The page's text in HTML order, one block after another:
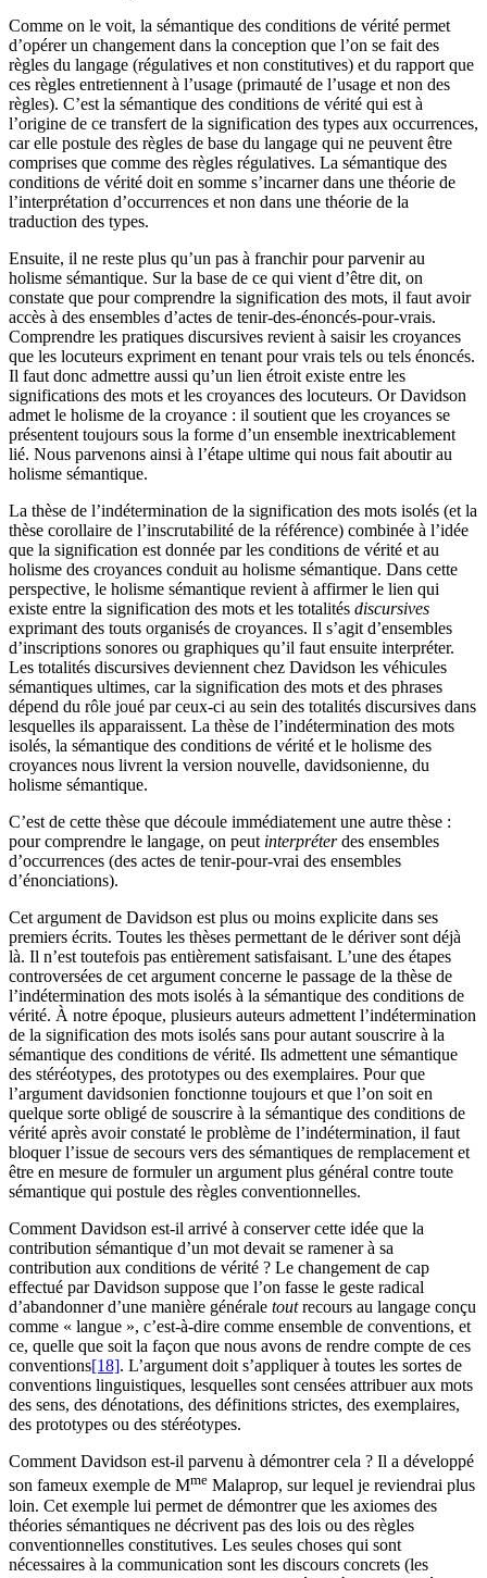
Comme on le voit, la sémantique des conditions de vérité permet
d’opérer un changement dans la conception que l’on se fait des
règles du langage (régulatives et non constitutives) et du rapport que
ces règles entretiennent à l’usage (primauté de l’usage et non des
règles). C’est la sémantique des conditions de vérité qui est à
l’origine de ce transfert de la signification des types aux occurrences,
car elle postule des règles de base du langage qui ne peuvent être
comprises que comme des règles régulatives. La sémantique des
conditions de vérité doit en somme s’incarner dans une théorie de
l’interprétation d’occurrences et non dans une théorie de la
traduction des types.
Ensuite, il ne reste plus qu’un pas à franchir pour parvenir au
holisme sémantique. Sur la base de ce qui vient d’être dit, on
constate que pour comprendre la signification des mots, il faut avoir
accès à des ensembles d’actes de tenir-des-énoncés-pour-vrais.
Comprendre les pratiques discursives revient à saisir les croyances
que les locuteurs expriment en tenant pour vrais tels ou tels énoncés.
Il faut donc admettre aussi qu’un lien étroit existe entre les
significations des mots et les croyances des locuteurs. Or Davidson
admet le holisme de la croyance : il soutient que les croyances se
présentent toujours sous la forme d’un ensemble inextricablement
lié. Nous parvenons ainsi à l’étape ultime qui nous fait aboutir au
holisme sémantique.
La thèse de l’indétermination de la signification des mots isolés (et la
thèse corollaire de l’inscrutabilité de la référence) combinée à l’idée
que la signification est donnée par les conditions de vérité et au
holisme des croyances conduit au holisme sémantique. Dans cette
perspective, le holisme sémantique revient à affirmer le lien qui
existe entre la signification des mots et les totalités discursives
exprimant des touts organisés de croyances. Il s’agit d’ensembles
d’inscriptions sonores ou graphiques qu’il faut ensuite interpréter.
Les totalités discursives deviennent chez Davidson les véhicules
sémantiques ultimes, car la signification des mots et des phrases
dépend du rôle joué par ceux-ci au sein des totalités discursives dans
lesquelles ils apparaissent. La thèse de l’indétermination des mots
isolés, la sémantique des conditions de vérité et le holisme des
croyances nous livrent la version nouvelle, davidsonienne, du
holisme sémantique.
C’est de cette thèse que découle immédiatement une autre thèse :
pour comprendre le langage, on peut interpréterdes ensembles
d’occurrences (des actes de tenir-pour-vrai des ensembles
d’énonciations).
Cet argument de Davidson est plus ou moins explicite dans ses
premiers écrits. Toutes les thèses permettant de le dériver sont déjà
là. Il n’est toutefois pas entièrement satisfaisant. L’une des étapes
controversées de cet argument concerne le passage de la thèse de
l’indétermination des mots isolés à la sémantique des conditions de
vérité. À notre époque, plusieurs auteurs admettent l’indétermination
de la signification des mots isolés sans pour autant souscrire à la
sémantique des conditions de vérité. Ils admettent une sémantique
des stéréotypes, des prototypes ou des exemplaires. Pour que
l’argument davidsonien fonctionne toujours et que l’on soit en
quelque sorte obligé de souscrire à la sémantique des conditions de
vérité après avoir constaté le problème de l’indétermination, il faut
bloquer l’issue de secours vers des sémantiques de remplacement et
être en mesure de formuler un argument plus général contre toute
sémantique qui postule des règles conventionnelles.
Comment Davidson est-il arrivé à conserver cette idée que la
contribution sémantique d’un mot devait se ramener à sa
contribution aux conditions de vérité ? Le changement de cap
effectué par Davidson suppose que l’on fasse le geste radical
d’abandonner d’une manière générale toutrecours au langage conçu
comme « langue », c’est-à-dire comme ensemble de conventions, et
ce, quelle que soit la façon que nous avons de rendre compte de ces
conventions[18]. L’argument doit s’appliquer à toutes les sortes de
conventions linguistiques, lesquelles sont censées attribuer aux mots
des sens, des dénotations, des définitions strictes, des exemplaires,
des prototypes ou des stéréotypes.
Comment Davidson est-il parvenu à démontrer cela ? Il a développé
son fameux exemple de Mme Malaprop, sur lequel je reviendrai plus
loin. Cet exemple lui permet de démontrer que les axiomes des
théories sémantiques ne décrivent pas des lois ou des règles
conventionnelles constitutives. Les seules choses qui sont
nécessaires à la communication sont les discours concrets (les